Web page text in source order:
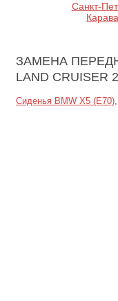
Санкт-
ЗАМЕНА
LAND CRUISER
Сиденья BMW X5 (E70)